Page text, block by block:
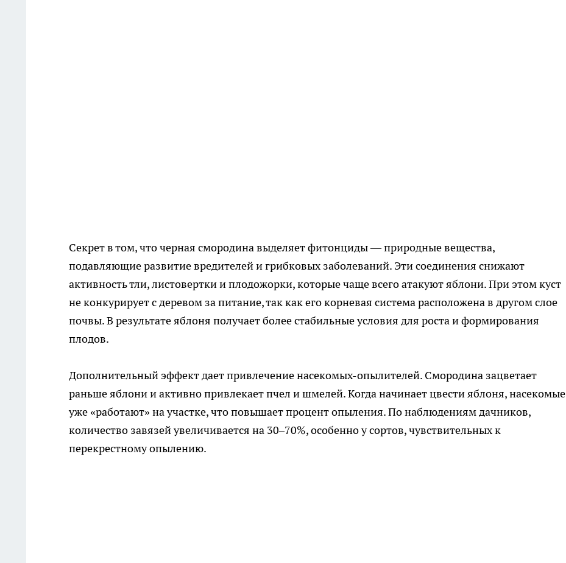
Секрет в том, что черная смородина выделяет фитонциды — природные вещества,
подавляющие развитие вредителей и грибковых заболеваний. Эти соединения снижают
активность тли, листовертки и плодожорки, которые чаще всего атакуют яблони. При этом куст
не конкурирует с деревом за питание, так как его корневая система расположена в другом слое
почвы. В результате яблоня получает более стабильные условия для роста и формирования
плодов.
Дополнительный эффект дает привлечение насекомых-опылителей. Смородина зацветает
раньше яблони и активно привлекает пчел и шмелей. Когда начинает цвести яблоня, насекомые
уже «работают» на участке, что повышает процент опыления. По наблюдениям дачников,
количество завязей увеличивается на 30–70%, особенно у сортов, чувствительных к
перекрестному опылению.